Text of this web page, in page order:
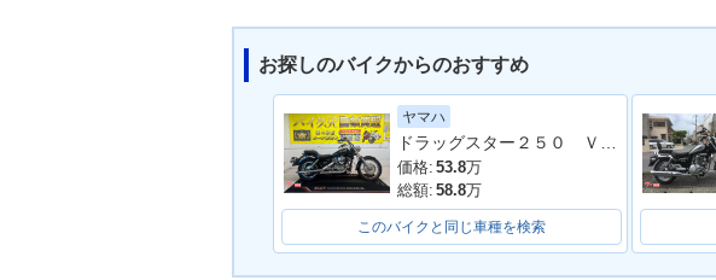
お探しのバイクからのおすすめ
ヤマハ
価格: 53.8万
総額: 58.8万
このバイクと同じ車種を検索